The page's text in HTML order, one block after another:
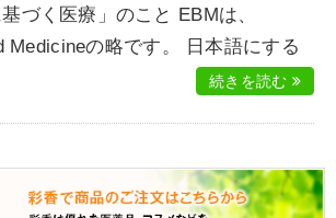
づく医療」のこと EBMは、
Medicineの略です。 日本語にする
続きを読む